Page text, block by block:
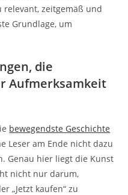
relevant, zeitgemäß und
Grundlage, um
die
Aufmerksamkeit
bewegendste Geschichte
Leser am Ende nicht dazu
Genau hier liegt die Kunst
nicht nur darum,
„Jetzt kaufen“ zu